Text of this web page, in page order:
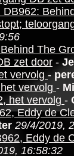
DB962:
The
zet door -
vervolg -
vervolg -
het vervolg -
Eddy de
29/4/2019,
Eddy de
16:58:32